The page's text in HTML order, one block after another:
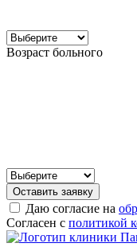
Возраст больного
Оставить заявку
Даю согласие на
Согласен с политикой